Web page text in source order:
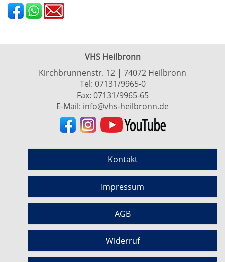
VHS Heilbronn
Kirchbrunnenstr. 12 | 74072 Heilbronn
Tel: 07131/9965-0
Fax: 07131/9965-65
E-Mail: info@vhs-heilbronn.de
Kontakt
Impressum
AGB
Widerruf